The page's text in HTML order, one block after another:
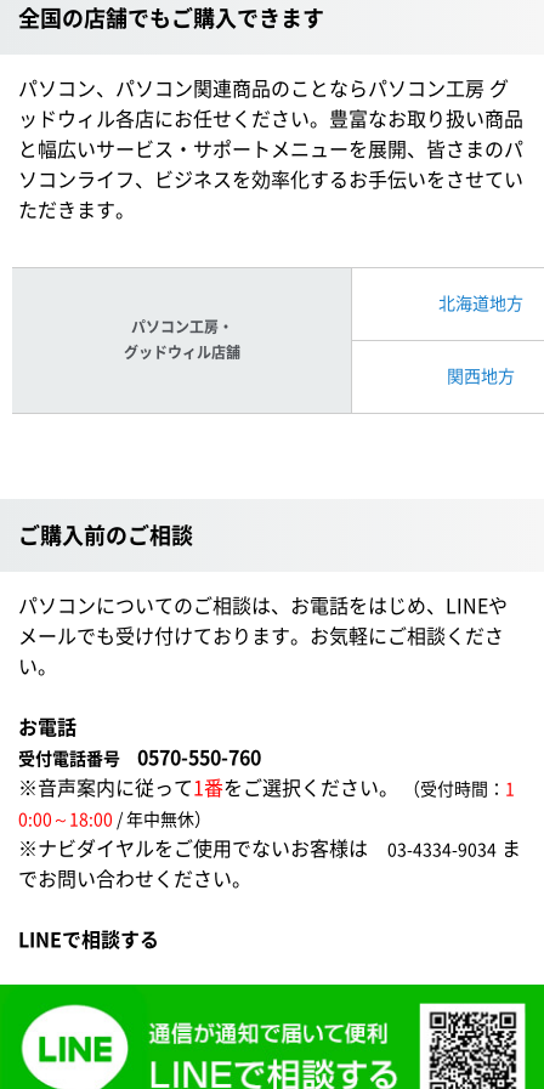
全国の店舗でもご購入できます
パソコン、パソコン関連商品のことならパソコン工房 グ
ッドウィル各店にお任せください。豊富なお取り扱い商品
と幅広いサービス・サポートメニューを展開、皆さまのパ
ソコンライフ、ビジネスを効率化するお手伝いをさせてい
ただきます。
パソコン工房・
グッドウィル店舗
北海道地方
関西地方
ご購入前のご相談
パソコンについてのご相談は、お電話をはじめ、LINEや
メールでも受け付けております。お気軽にご相談くださ
い。
お電話
受付電話番号 0570-550-760
※音声案内に従って1番をご選択ください。 （受付時間： 1
0:00～18:00 / 年中無休）
※ナビダイヤルをご使用でないお客様は 03-4334-9034 ま
でお問い合わせください。
LINEで相談する